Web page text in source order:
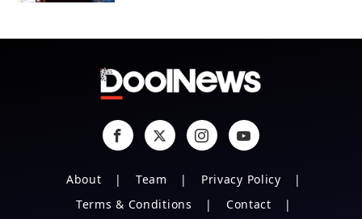
About Team
Privacy Policy
Terms & Conditions
Contact